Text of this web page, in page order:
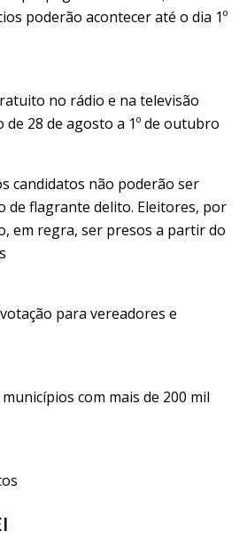
poderão acontecer até o dia 1º
no rádio e na televisão
de 28 de agosto a 1º de outubro
candidatos não poderão ser
de flagrante delito. Eleitores, por
em regra, ser presos a partir do
para vereadores e
com mais de 200 mil